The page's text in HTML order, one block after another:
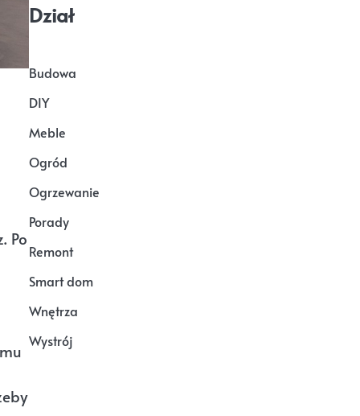
Po
Dział
Budowa
DIY
Meble
Ogród
Ogrzewanie
Porady
Remont
Smart dom
Wnętrza
Wystrój